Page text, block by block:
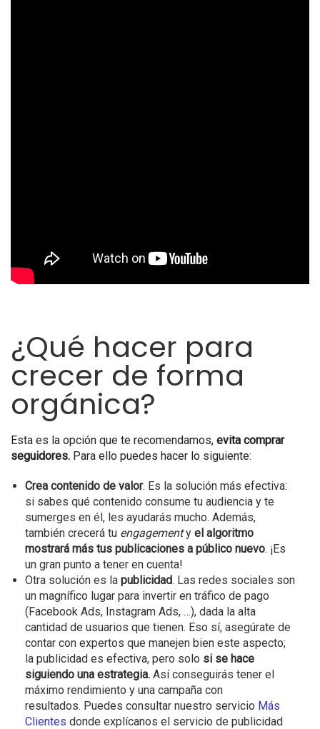
¿Qué hacer para
crecer de forma
orgánica?
Esta es la opción que te recomendamos, evita comprar
seguidores. Para ello puedes hacer lo siguiente:
Crea contenido de valor. Es la solución más efectiva:
si sabes qué contenido consume tu audiencia y te
sumerges en él, les ayudarás mucho. Además,
también crecerá tu engagementy el algoritmo
mostrará más tus publicaciones a público nuevo. ¡Es
un gran punto a tener en cuenta!
Otra solución es la publicidad. Las redes sociales son
un magnífico lugar para invertir en tráfico de pago
(Facebook Ads, Instagram Ads, …), dada la alta
cantidad de usuarios que tienen. Eso sí, asegúrate de
contar con expertos que manejen bien este aspecto;
la publicidad es efectiva, pero solo si se hace
siguiendo una estrategia. Así conseguirás tener el
máximo rendimiento y una campaña con
resultados. Puedes consultar nuestro servicio Más
Clientes donde explícanos el servicio de publicidad